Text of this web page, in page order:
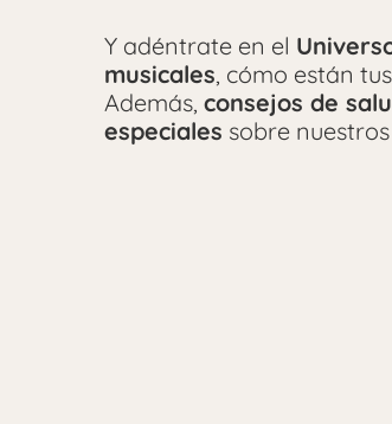
Y adéntrate en el
musicales, cómo están tus
Además, consejos de
especiales sobre